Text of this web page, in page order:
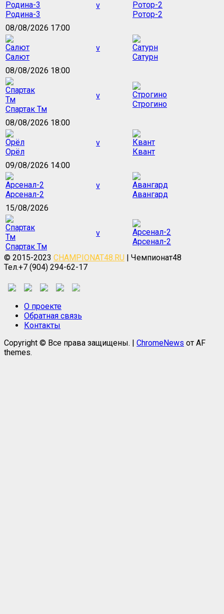
Родина-3
v
Ротор-2
08/08/2026 17:00
Салют
v
Сатурн
08/08/2026 18:00
Спартак Тм
v
Строгино
08/08/2026 18:00
Орёл
v
Квант
09/08/2026 14:00
Арсенал-2
v
Авангард
15/08/2026
Спартак Тм
v
Арсенал-2
© 2015-2023 CHAMPIONAT48.RU | Чемпионат48
Тел.+7 (904) 294-62-17
О проекте
Обратная связь
Контакты
Copyright © Все права защищены. | ChromeNews от AF
themes.